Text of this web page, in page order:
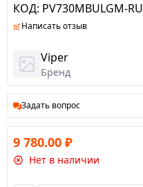
КОД: PV730MBULGM-RU
Написать отзыв
Viper
Бренд
Задать вопрос
9 780.00 ₽
Нет в наличии